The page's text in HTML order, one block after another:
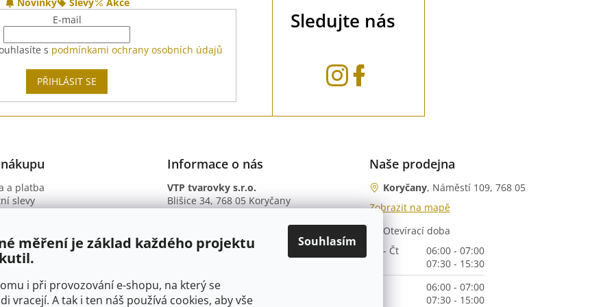
měření je základ každého projektu
i při provozování e-shopu, na který se
vracejí. A tak i ten náš používá cookies, aby vše
Souhlasím
Novinky Slevy
Akce
E-mail
s podmínkami ochrany osobních údajů
PŘIHLÁSIT SE
Sledujte nás
a platba
slevy
ochrany osobních údajů
Informace o nás
VTP tvarovky s.r.o.
Blišice 34, 768 05 Koryčany
B. ú.: 2301934375/2010 (Fio banka)
Naše prodejna
Koryčany, Náměstí 109, 768 05
Zobrazit na mapě
Otevírací doba
Po - Čt
06:00 - 07:00
07:30 - 15:30
06:00 - 07:00
07:30 - 15:00